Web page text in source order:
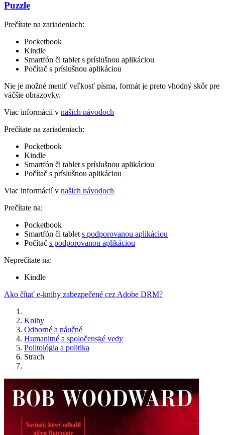
Puzzle
Prečítate na zariadeniach:
Pocketbook
Kindle
Smartfón či tablet s príslušnou aplikáciou
Počítač s príslušnou aplikáciou
Nie je možné meniť veľkosť písma, formát je preto vhodný skôr pre
väčšie obrazovky.
Viac informácií v našich návodoch
Prečítate na zariadeniach:
Pocketbook
Kindle
Smartfón či tablet s príslušnou aplikáciou
Počítač s príslušnou aplikáciou
Viac informácií v našich návodoch
Prečítate na:
Pocketbook
Smartfón či tablet s podporovanou aplikáciou
Počítač s podporovanou aplikáciou
Neprečítate na:
Kindle
Ako čítať e-knihy zabezpečené cez Adobe DRM?
Knihy
Odborné a náučné
Humanitné a spoločenské vedy
Politológia a politika
Strach